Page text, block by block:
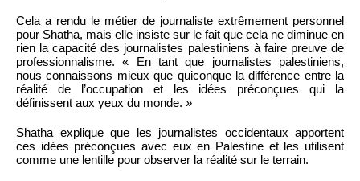
Cela a rendu le métier de journaliste extrêmement personnel
pour Shatha, mais elle insiste sur le fait que cela ne diminue en
rien la capacité des journalistes palestiniens à faire preuve de
professionnalisme. « En tant que journalistes palestiniens,
nous connaissons mieux que quiconque la différence entre la
réalité de l’occupation et les idées préconçues qui la
définissent aux yeux du monde. »
Shatha explique que les journalistes occidentaux apportent
ces idées préconçues avec eux en Palestine et les utilisent
comme une lentille pour observer la réalité sur le terrain.